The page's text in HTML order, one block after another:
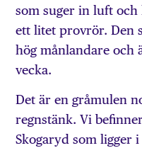
som suger in luft
ett litet provrör. Den
hög månlandare och
vecka.
Det är en gråmulen
regnstänk. Vi
Skogaryd som ligger